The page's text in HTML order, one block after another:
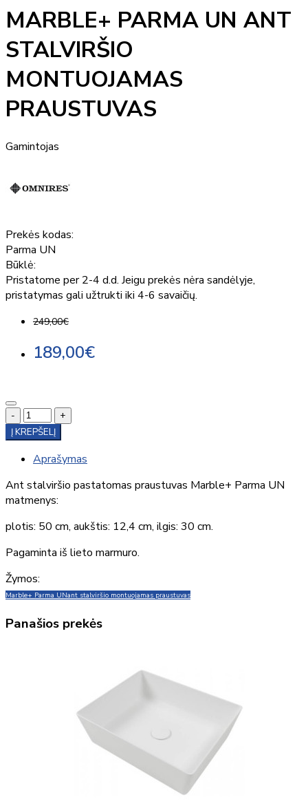
MARBLE+ PARMA UN ANT
STALVIRŠIO
MONTUOJAMAS
PRAUSTUVAS
Gamintojas
Prekės kodas:
Parma UN
Būklė:
Pristatome per 2-4 d.d. Jeigu prekės nėra sandėlyje,
pristatymas gali užtrukti iki 4-6 savaičių.
249,00€
189,00€
-
+
Į KREPŠELĮ
Aprašymas
Ant stalviršio pastatomas praustuvas Marble+ Parma UN
matmenys:
plotis: 50 cm, aukštis: 12,4 cm, ilgis: 30 cm.
Pagaminta iš lieto marmuro.
Žymos:
Marble+ Parma UNant stalviršio montuojamas praustuvas
Panašios prekės